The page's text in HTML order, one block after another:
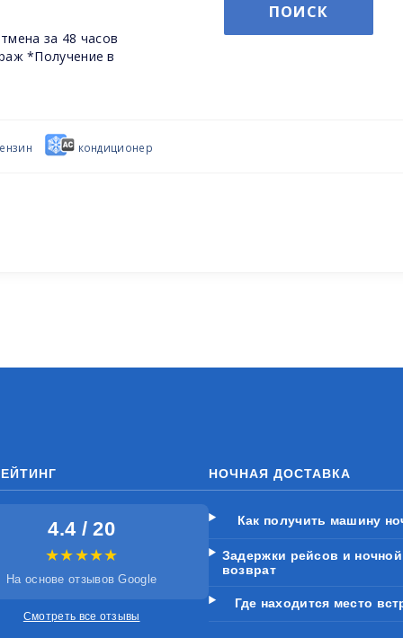
за 48 часов
*Получение в
ПОИСК
кондиционер
4.4 / 20
★★★★★
На основе отзывов Google
Смотреть все отзывы
НОЧНАЯ ДОСТАВКА
Как получить машину
Задержки рейсов и ночной
возврат
Где находится место